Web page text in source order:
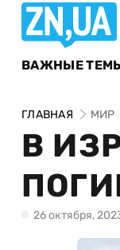
ВАЖНЫЕ
ГЛАВНАЯ МИР
В
26 октября,